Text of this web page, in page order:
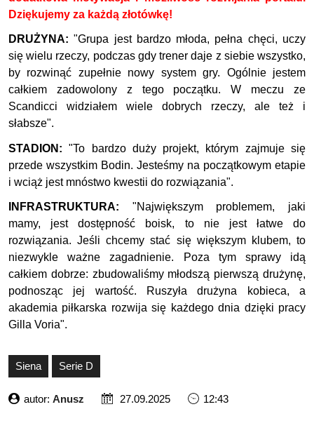
Dziękujemy za każdą złotówkę!
DRUŻYNA: "Grupa jest bardzo młoda, pełna chęci, uczy
się wielu rzeczy, podczas gdy trener daje z siebie wszystko,
by rozwinąć zupełnie nowy system gry. Ogólnie jestem
całkiem zadowolony z tego początku. W meczu ze
Scandicci widziałem wiele dobrych rzeczy, ale też i
słabsze".
STADION: "To bardzo duży projekt, którym zajmuje się
przede wszystkim Bodin. Jesteśmy na początkowym etapie
i wciąż jest mnóstwo kwestii do rozwiązania".
INFRASTRUKTURA: "Największym problemem, jaki
mamy, jest dostępność boisk, to nie jest łatwe do
rozwiązania. Jeśli chcemy stać się większym klubem, to
niezwykle ważne zagadnienie. Poza tym sprawy idą
całkiem dobrze: zbudowaliśmy młodszą pierwszą drużynę,
podnosząc jej wartość. Ruszyła drużyna kobieca, a
akademia piłkarska rozwija się każdego dnia dzięki pracy
Gilla Voria".
Siena Serie D
autor: Anusz 27.09.2025 12:43